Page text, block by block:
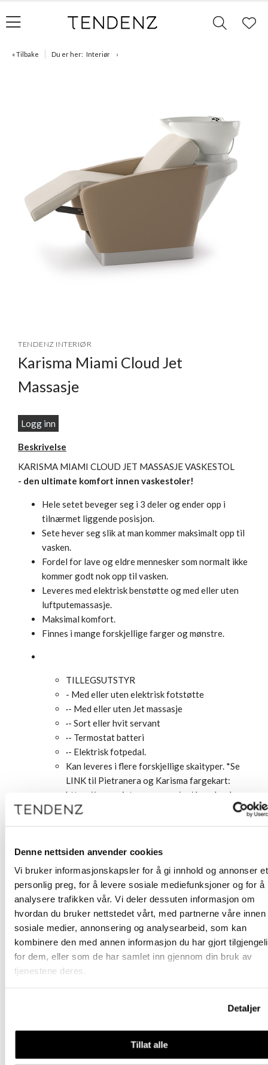
Denne nettsiden anvender cookies
Vi bruker informasjonskapsler for å gi innhold og annonser et
personlig preg, for å levere sosiale mediefunksjoner og for å
analysere trafikken vår. Vi deler dessuten informasjon om
hvordan du bruker nettstedet vårt, med partnerne våre innen
sosiale medier, annonsering og analysearbeid, som kan
kombinere den med annen informasjon du har gjort
for dem, eller som de har samlet inn gjennom din bruk av
tjenestene deres.
Detaljer
Tillat alle
« Tilbake Du er her: Interiør
of
1
TENDENZ INTERIØR
Karisma Miami Cloud Jet
Massasje
Logg inn
Beskrivelse
KARISMA MIAMI CLOUD JET MASSASJE VASKESTOL
- den ultimate komfort innen vaskestoler!
Hele setet beveger seg i 3 deler og ender opp i
tilnærmet liggende posisjon.
Sete hever seg slik at man kommer maksimalt opp til
vasken.
Fordel for lave og eldre mennesker som normalt ikke
kommer godt nok opp til vasken.
Leveres med elektrisk benstøtte og med eller uten
luftputemassasje.
Maksimal komfort.
Finnes i mange forskjellige farger og mønstre.
TILLEGSUTSTYR
- Med eller uten elektrisk fotstøtte
·- Med eller uten Jet massasje
·- Sort eller hvit servant
·- Termostat batteri
·- Elektrisk fotpedal.
Kan leveres i flere forskjellige skaityper. *Se
LINK til Pietranera og Karisma fargekart:
https://www.pietranera.com/en/download
HUSK med en fotstøtte hjelper det kunden med
Gi kunden også litt ekstra varme i vasken med
våre flotte varmelamper:
https://www.tendenz.net/nettbutikk/interior/
Må bare oppleves!